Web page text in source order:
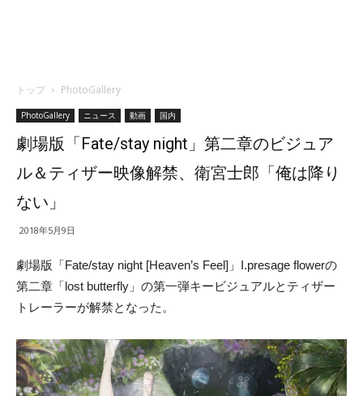
トップ PhotoGallery
PhotoGallery ニュース 動画 国内
劇場版「Fate/stay night」第二章のビジュア
ル＆ティザー映像解禁、衛宮士郎「俺は降り
ない」
2018年5月9日
劇場版「Fate/stay night [Heaven’s Feel]」I.presage flowerの
第二章「lost butterfly」の第一弾キービジュアルとティザー
トレーラーが解禁となった。